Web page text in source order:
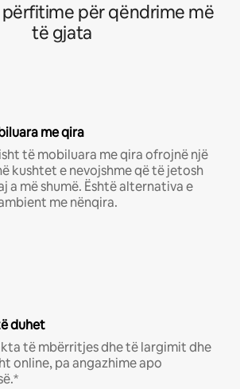
për qëndrime më
të gjata
me qira
të mobiluara me qira ofrojnë një
kushtet e nevojshme që të jetosh
a më shumë. Është alternativa e
me nënqira.
duhet
të mbërritjes dhe të largimit dhe
online, pa angazhime apo